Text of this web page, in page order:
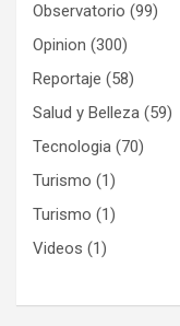
Observatorio (99)
Opinion (300)
Reportaje (58)
Salud y Belleza (59)
Tecnologia (70)
Turismo (1)
Turismo (1)
Videos (1)